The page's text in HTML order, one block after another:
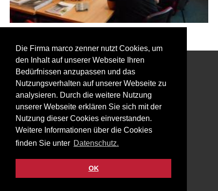
Die Firma marco zenner nutzt Cookies, um
den Inhalt auf unserer Webseite Ihren
Bedürfnissen anzupassen und das
Nutzungsverhalten auf unserer Webseite zu
analysieren. Durch die weitere Nutzung
unserer Webseite erklären Sie sich mit der
Nutzung dieser Cookies einverstanden.
Weitere Informationen über die Cookies
finden Sie unter Datenschutz.
OK
Interessiert an unserem Newsletter?
Impressum
Datenschutz
Kontakt
Facebook